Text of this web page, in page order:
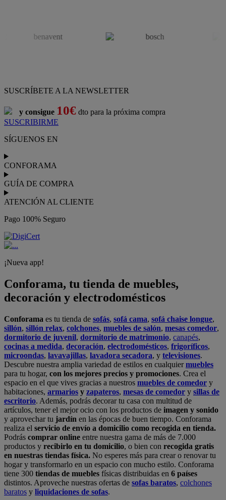
SUSCRÍBETE A LA NEWSLETTER
y consigue 10€ dto para la próxima compra
SUSCRIBIRME
SÍGUENOS EN
CONFORAMA
GUÍA DE COMPRA
ATENCIÓN AL CLIENTE
Pago 100% Seguro
¡Nueva app!
Conforama, tu tienda de muebles,
decoración y electrodomésticos
Conforama es tu tienda de sofás, sofá cama, sofá chaise longue,
sillón, sillón relax, colchones, muebles de salón, mesas comedor,
dormitorio de juvenil, dormitorio de matrimonio, canapés,
cocinas a medida, decoración, electrodomésticos, frigoríficos,
microondas, lavavajillas, lavadora secadora, y televisiones.
Descubre nuestra amplia variedad de estilos en cualquiermuebles
para tu hogar, con los mejores precios y promociones. Crea el
espacio en el que vives gracias a nuestros muebles de comedor y
habitaciones, armarios y zapateros, mesas de comedor y sillas de
escritorio. Además, podrás decorar tu casa con multitud de
artículos, tener el mejor ocio con los productos de imagen y sonido
y aprovechar tu jardín en las épocas de buen tiempo. Conforama
realiza el servicio de envío a domicilio como recogida en tienda.
Podrás comprar online entre nuestra gama de más de 7.000
productos y recibirlo en tu domicilio, o bien con recogida gratis
en nuestras tiendas física. No esperes más para crear o renovar tu
hogar y transformarlo en un espacio con mucho estilo. Conforama
tiene 300 tiendas de muebles físicas distribuidas en 6 países
distintos. Aproveche nuestras ofertas de sofas baratos, colchones
baratos y liquidaciones de sofas.